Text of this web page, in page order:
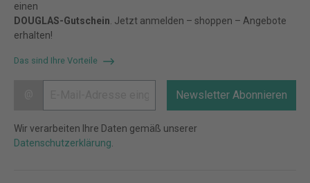
einen
DOUGLAS-Gutschein . Jetzt anmelden – shoppen – Angebote
erhalten!
Das sind Ihre Vorteile
Newsletter Abonnieren
Wir verarbeiten Ihre Daten gemäß unserer
Datenschutzerklärung